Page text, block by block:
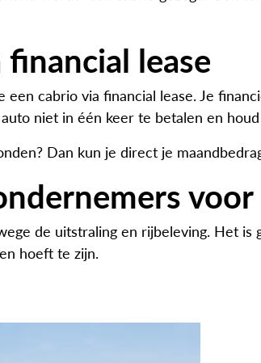
lease
een cabrio via financial lease. Je
niet in één keer te betalen en
Dan kun je direct je
voor
de uitstraling en rijbeleving. Het
hoeft te zijn.